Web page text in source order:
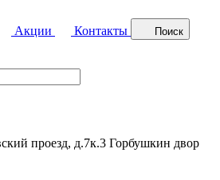
Акции Контакты Поиск
проезд, д.7к.3 Горбушкин двор